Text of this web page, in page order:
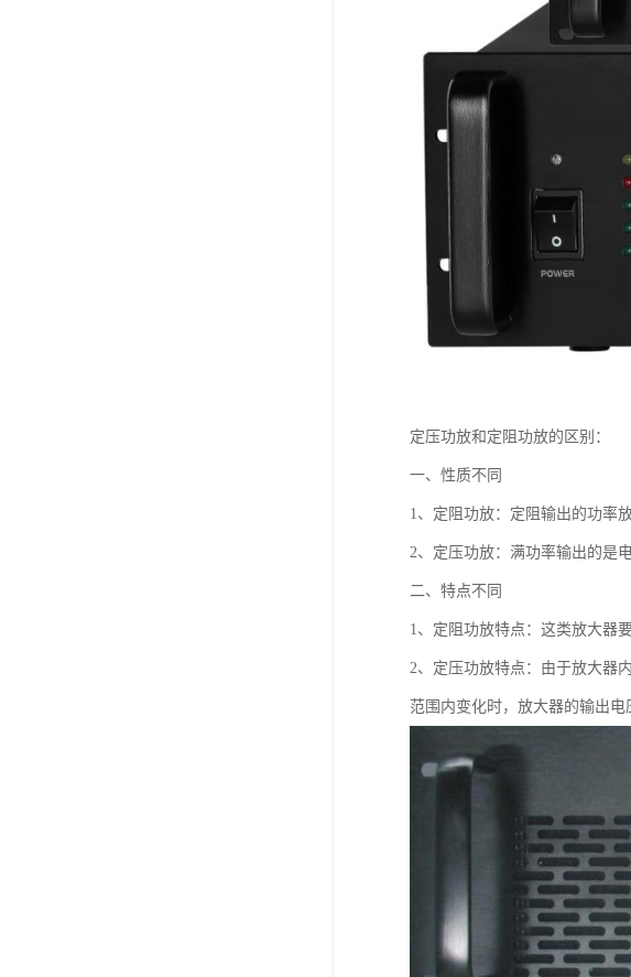
定压功放和定阻功放的区别：
一、性质不同
1、定阻功放：定阻输出的功率
2、定压功放：满功率输出的是
二、特点不同
1、定阻功放特点：这类放大器
2、定压功放特点：由于放大器
范围内变化时，放大器的输出电